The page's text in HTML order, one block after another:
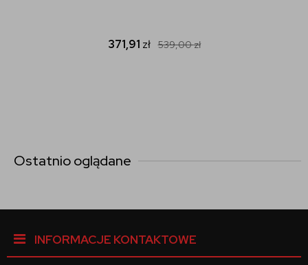
371,91 zł 539,00zł
Ostatnio oglądane
INFORMACJE KONTAKTOWE